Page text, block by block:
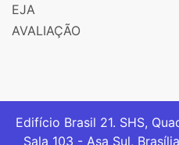
EJA
AVALIAÇÃO
Edifício Brasil 21. SHS,
Sala 103 - Asa Sul,